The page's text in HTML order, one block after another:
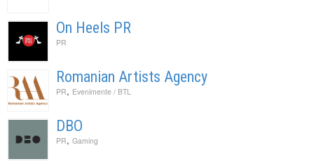
On Heels PR
PR
Romanian Artists Agency
PR, Evenimente / BTL
DBO
PR, Gaming